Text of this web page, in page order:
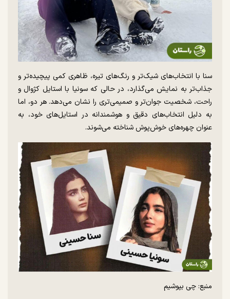
سنا با انتخاب‌های شیک‌تر و رنگ‌های تیره، ظاهری کمی پیچیده‌تر و
جذاب‌تر به نمایش می‌گذارد، در حالی که سونیا با استایل کژوال و
راحت، شخصیت جوان‌تر و صمیمی‌تری را نشان می‌دهد. هر دو، اما
به دلیل انتخاب‌های دقیق و هوشمندانه در استایل‌های خود، به
عنوان چهره‌های خوش‌پوش شناخته می‌شوند.
منبع: چی بپوشیم